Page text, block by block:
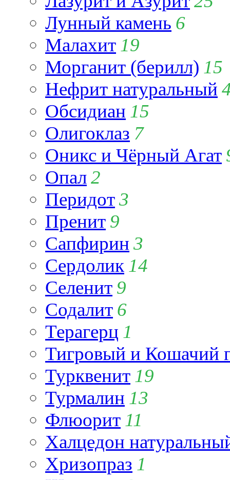
Лунный камень 6
Малахит 19
Морганит (берилл) 15
Нефрит натуральный
Обсидиан 15
Олигоклаз 7
Оникс и Чёрный Агат
Опал2
Перидот3
Пренит 9
Сапфирин 3
Сердолик 14
Селенит 9
Содалит 6
Терагерц 1
Тигровый и Кошачий
Турквенит 19
Турмалин 13
Флюорит 11
Халцедон
Хризопраз 1